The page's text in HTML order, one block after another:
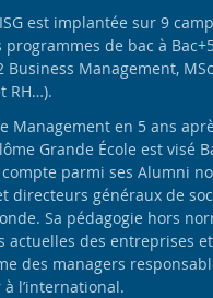
est implantée sur 9
de bac à
Business Management,
RH…).
Management en 5 ans
Grande École est visé
parmi ses Alumni
directeurs généraux de
Sa pédagogie hors
actuelles des entreprises
des managers
l’international.